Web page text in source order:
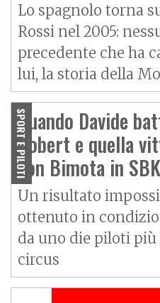
Lo spagnolo torna
Rossi nel 2005:
precedente che ha
lui, la storia della
SPORT E PILOTI
Quando Davide
Gobert e quella
con Bimota in SBK
Un risultato
ottenuto in
da uno die piloti
circus